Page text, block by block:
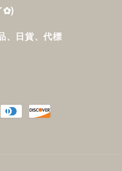
、日貨、代標